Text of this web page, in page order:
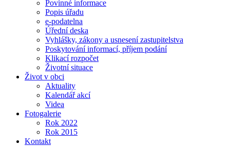
Povinné informace
Popis úřadu
e-podatelna
Úřední deska
Vyhlášky, zákony a usnesení zastupitelstva
Poskytování informací, příjem podání
Klikací rozpočet
Životní situace
Život v obci
Aktuality
Kalendář akcí
Videa
Fotogalerie
Rok 2022
Rok 2015
Kontakt